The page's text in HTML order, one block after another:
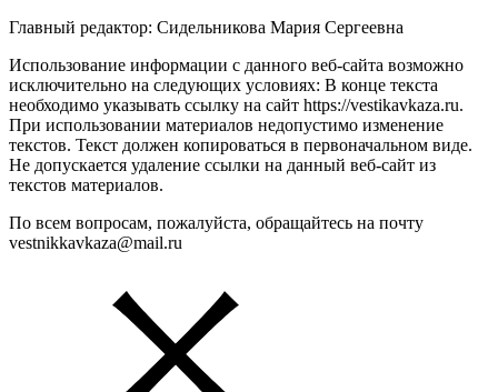
Главный редактор: Сидельникова Мария Сергеевна
Использование информации с данного веб-сайта возможно
исключительно на следующих условиях: В конце текста
необходимо указывать ссылку на сайт https://vestikavkaza.ru.
При использовании материалов недопустимо изменение
текстов. Текст должен копироваться в первоначальном виде.
Не допускается удаление ссылки на данный веб-сайт из
текстов материалов.
По всем вопросам, пожалуйста, обращайтесь на почту
vestnikkavkaza@mail.ru